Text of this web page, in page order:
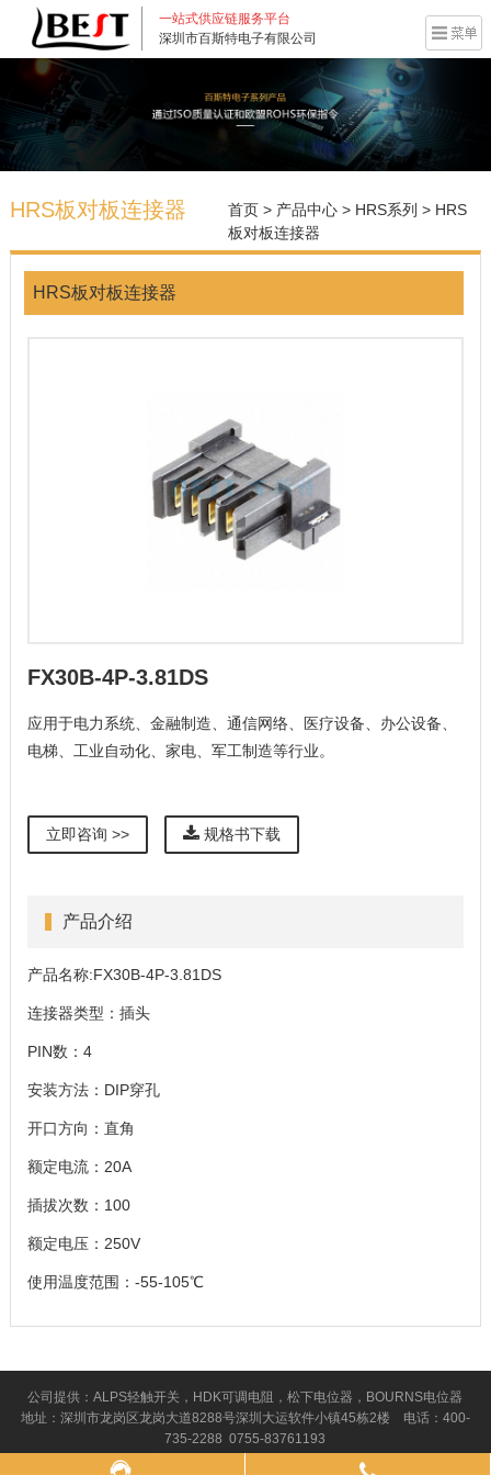
一站式供应链服务平台
深圳市百斯特电子有限公司
HRS板对板连接器 首页 > 产品中心 > HRS系列 > HRS
板对板连接器
HRS板对板连接器
FX30B-4P-3.81DS
应用于电力系统、金融制造、通信网络、医疗设备、办公设备、
电梯、工业自动化、家电、军工制造等行业。
立即咨询 >> 规格书下载
产品介绍
产品名称:FX30B-4P-3.81DS
连接器类型：插头
PIN数：4
安装方法：DIP穿孔
开口方向：直角
额定电流：20A
插拔次数：100
额定电压：250V
使用温度范围：-55-105℃
公司提供：ALPS轻触开关，HDK可调电阻，松下电位器，BOURNS电位器
地址：深圳市龙岗区龙岗大道8288号深圳大运软件小镇45栋2楼 电话：400-
735-2288 0755-83761193
Copyright © 2016 深圳市百斯特电子有限公司 版权所有
粤ICP备09197912号